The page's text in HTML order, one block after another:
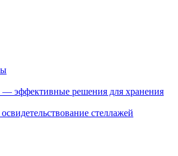
— эффективные решения для хранения
стеллажей